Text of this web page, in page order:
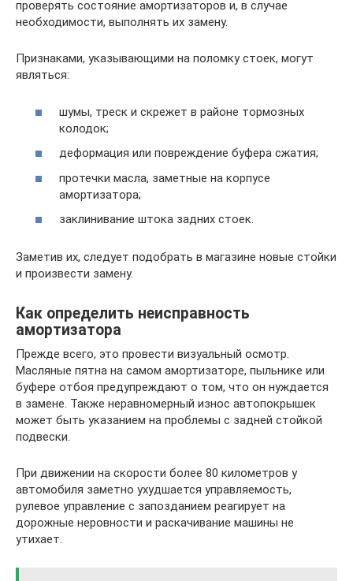
проверять состояние амортизаторов и, в случае
необходимости, выполнять их замену.
Признаками, указывающими на поломку стоек, могут
являться:
шумы, треск и скрежет в районе тормозных
колодок;
деформация или повреждение буфера сжатия;
протечки масла, заметные на корпусе
амортизатора;
заклинивание штока задних стоек.
Заметив их, следует подобрать в магазине новые стойки
и произвести замену.
Как определить неисправность
амортизатора
Прежде всего, это провести визуальный осмотр.
Масляные пятна на самом амортизаторе, пыльнике или
буфере отбоя предупреждают о том, что он нуждается
в замене. Также неравномерный износ автопокрышек
может быть указанием на проблемы с задней стойкой
подвески.
При движении на скорости более 80 километров у
автомобиля заметно ухудшается управляемость,
рулевое управление с запозданием реагирует на
дорожные неровности и раскачивание машины не
утихает.